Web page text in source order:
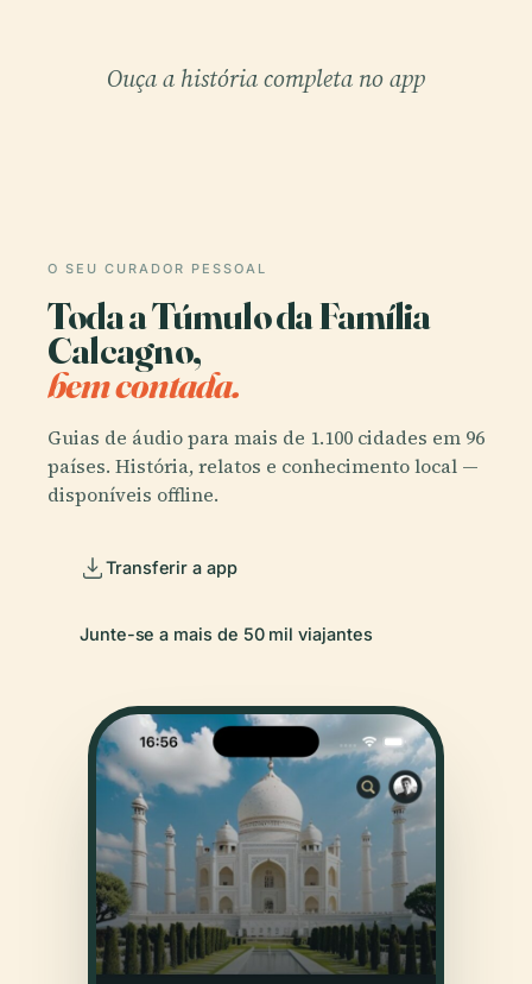
Ouça a história completa no app
O SEU CURADOR PESSOAL
Toda a Túmulo da Família
Calcagno,
bem contada.
Guias de áudio para mais de 1.100 cidades em 96
países. História, relatos e conhecimento local —
disponíveis offline.
Transferir a app
Junte-se a mais de 50 mil viajantes